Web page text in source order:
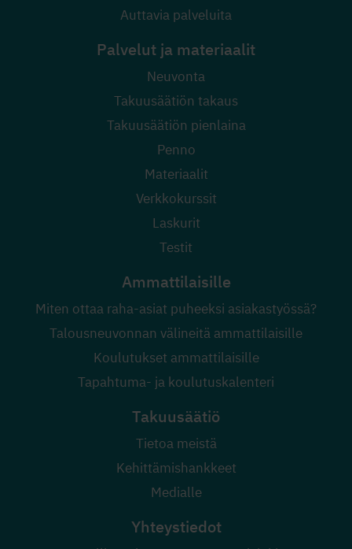
Auttavia palveluita
Palvelut ja materiaalit
Neuvonta
Takuusäätiön takaus
Takuusäätiön pienlaina
Penno
Materiaalit
Verkkokurssit
Laskurit
Testit
Ammattilaisille
Miten ottaa raha-asiat puheeksi asiakastyössä?
Talousneuvonnan välineitä ammattilaisille
Koulutukset ammattilaisille
Tapahtuma- ja koulutuskalenteri
Takuusäätiö
Tietoa meistä
Kehittämishankkeet
Medialle
Yhteystiedot